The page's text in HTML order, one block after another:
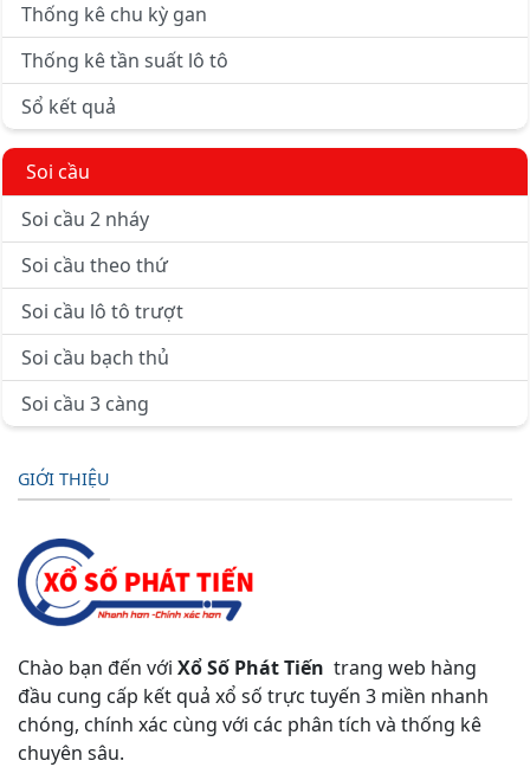
Thống kê chu kỳ gan
Thống kê tần suất lô tô
Sổ kết quả
Soi cầu
Soi cầu 2 nháy
Soi cầu theo thứ
Soi cầu lô tô trượt
Soi cầu bạch thủ
Soi cầu 3 càng
GIỚI THIỆU
Chào bạn đến với Xổ Số Phát Tiến trang web hàng
đầu cung cấp kết quả xổ số trực tuyến 3 miền nhanh
chóng, chính xác cùng với các phân tích và thống kê
chuyên sâu.